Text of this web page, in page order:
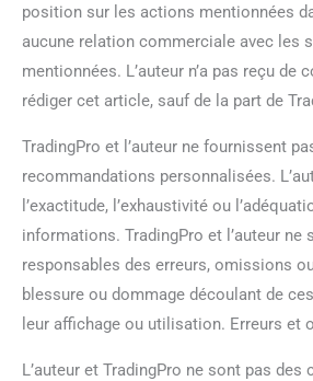
position sur les actions mentionnées
aucune relation commerciale avec les
mentionnées. L’auteur n’a pas reçu de
rédiger cet article, sauf de la part de
TradingPro et l’auteur ne fournissent
recommandations personnalisées.
l’exactitude, l’exhaustivité ou
informations. TradingPro et l’auteur ne
responsables des erreurs, omissions
blessure ou dommage découlant de
leur affichage ou utilisation. Erreurs et
L’auteur et TradingPro ne sont pas des